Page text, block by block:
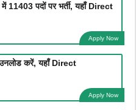
पदों पर भर्ती, यहाँ Direct
Apply Now
करें, यहाँ Direct
Apply Now